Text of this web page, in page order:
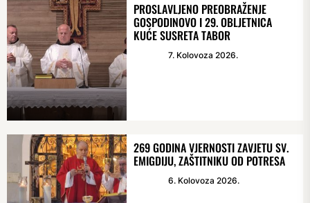
PROSLAVLJENO PREOBRAŽENJE
GOSPODINOVO I 29. OBLJETNICA
KUĆE SUSRETA TABOR
7. Kolovoza 2026.
269 GODINA VJERNOSTI ZAVJETU SV.
EMIGDIJU, ZAŠTITNIKU OD POTRESA
6. Kolovoza 2026.